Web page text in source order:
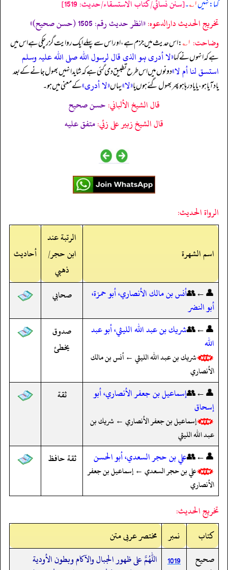
کہا: نہیں۱؎ ۔[سنن نسائي/كتاب الاستسقاء/حدیث: 1519]
تخریج الحدیث دارالدعوہ:«انظر حدیث رقم: 1505 (حسن صحیح)»
وضاحت: ۱؎ : اس حدیث میں جزم ہے، اور اس سے پہلے ایک روایت گزر چکی ہے اس میں
ہے کہ انہوں نے کہا«لا أدری ہو الذی قال لرسول اللہ صلی اللہ علیہ وسلم
استسق لنا أم لا»دونوں میں اس طرح تطبیق دی گئی ہے کہ شاید انہیں بھول جانے کے بعد
یاد آیا ہو، یا یاد رہا ہو پھر بھول گئے ہوں یا«لا»یہاں«لا أدری»کے معنی میں ہو۔
قال الشيخ الألباني:حسن صحيح
قال الشيخ زبير على زئي:متفق عليه
الرواة الحديث:
اسم الشهرة
الرتبة عند
ابن حجر/
ذهبي
أحاديث
👤←👥أنس بن مالك الأنصاري، أبو حمزة،
أبو النضر
صحابي
👤←👥شريك بن عبد الله الليثي، أبو عبد
الله
شريك بن عبد الله الليثي ← أنس بن مالك
الأنصاري
صدوق
يخطئ
👤←👥إسماعيل بن جعفر الأنصاري، أبو
إسحاق
إسماعيل بن جعفر الأنصاري ← شريك بن
عبد الله الليثي
ثقة
👤←👥علي بن حجر السعدي، أبو الحسن
علي بن حجر السعدي ← إسماعيل بن جعفر
الأنصاري
ثقة حافظ
تخريج الحديث:
کتاب
نمبر
مختصر عربی متن
صحيح
1019
اللهم على ظهور الجبال والآكام وبطون الأودية